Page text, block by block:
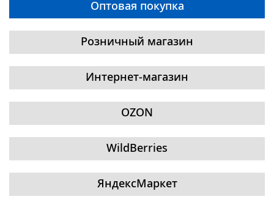
Оптовая покупка
Розничный магазин
Интернет-магазин
OZON
WildBerries
ЯндексМаркет